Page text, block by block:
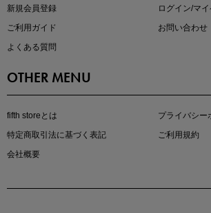
大人の着映えアイテム5選
マストバイアイテム
新規会員登録
ログイン/マ
ご利用ガイド
お問い合わせ
よくある質問
OTHER MENU
fifth storeとは
プライバシー
特定商取引法に基づく表記
ご利用規約
会社概要